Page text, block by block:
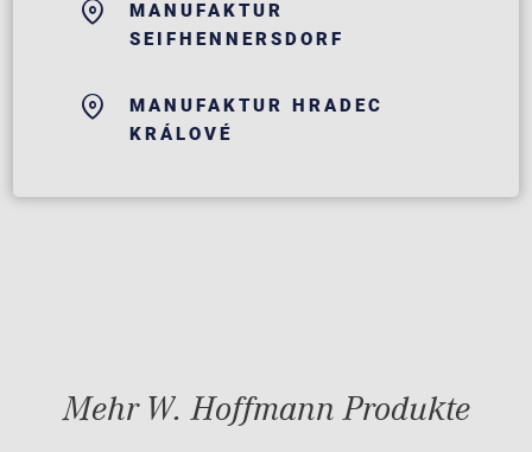
MANUFAKTUR
SEIFHENNERSDORF
MANUFAKTUR HRADEC
KRÁLOVÉ
Mehr W. Hoffmann Produkte